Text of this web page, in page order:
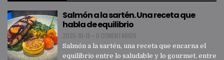
Salmón a la sartén. Una receta que
habla de equilibrio
2025-10-15 • 0 COMENTARIOS
Salmón a la sartén, una receta que encarna el
equilibrio entre lo saludable y lo gourmet, entre